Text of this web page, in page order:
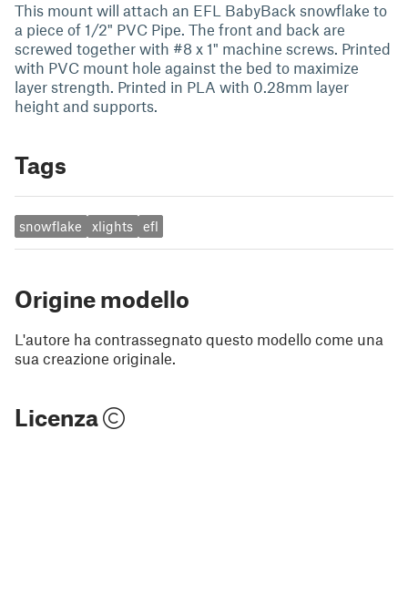
This mount will attach an EFL BabyBack snowflake to
a piece of 1/2" PVC Pipe. The front and back are
screwed together with #8 x 1" machine screws. Printed
with PVC mount hole against the bed to maximize
layer strength. Printed in PLA with 0.28mm layer
height and supports.
Tags
snowflake xlights efl
Origine modello
L'autore ha contrassegnato questo modello come una
sua creazione originale.
Licenza